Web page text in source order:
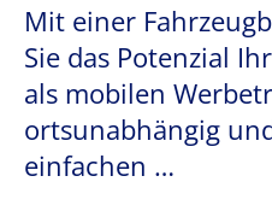
Mit einer
Sie das Potenzial
als mobilen
ortsunabhängig
einfachen …